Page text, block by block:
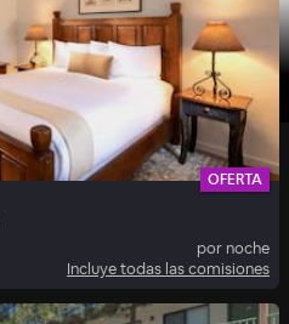
OFERTA
por noche
Incluye todas las comisiones